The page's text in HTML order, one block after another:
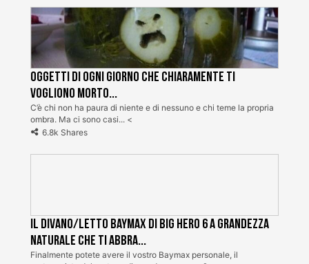
Oggetti di ogni giorno che chiaramente ti
vogliono morto...
C’è chi non ha paura di niente e di nessuno e chi teme la propria
ombra. Ma ci sono casi... <
6.8k Shares
Il divano/letto Baymax di Big Hero 6 a grandezza
naturale che ti abbra...
Finalmente potete avere il vostro Baymax personale, il